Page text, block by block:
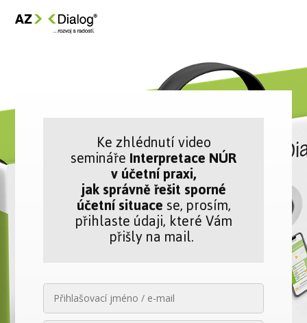
Ke zhlédnutí video
seminářeInterpretace NÚR
v účetní praxi,
jak správně řešit sporné
účetní situacese, prosím,
přihlaste údaji, které Vám
přišly na mail.